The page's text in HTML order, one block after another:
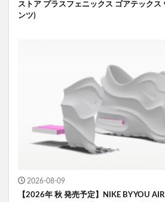
ストア プラスフェニックス ゴアテックス
ンツ)
2026-08-09
【2026年 秋 発売予定】NIKE BY YOU